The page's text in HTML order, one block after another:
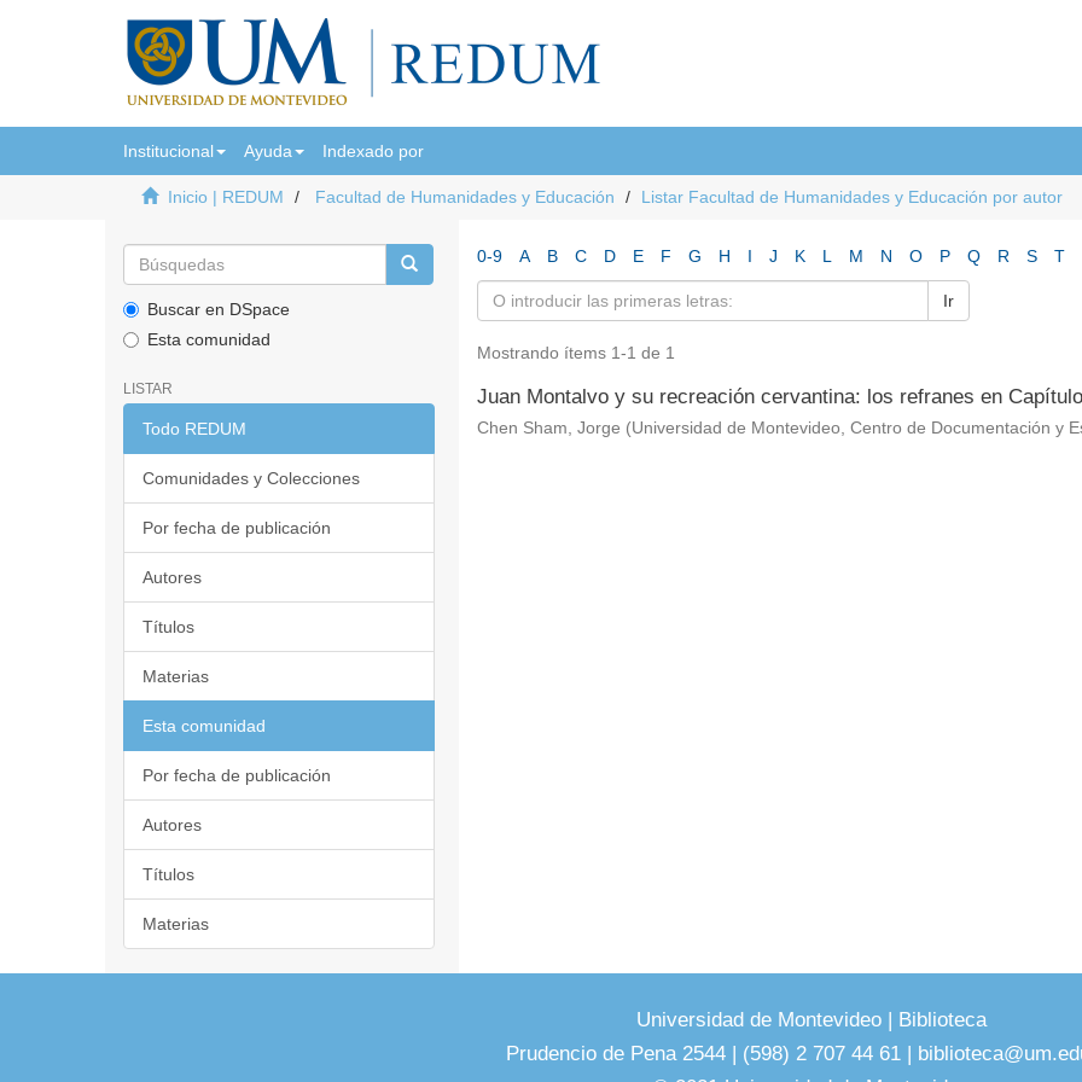
Institucional Ayuda Indexado por
Inicio | REDUM Facultad de Humanidades y Educación Listar Facultad de Humanidades y Educación por autor
Buscar en DSpace
Esta comunidad
LISTAR
Todo REDUM
Comunidades y Colecciones
Por fecha de publicación
Autores
Títulos
Materias
Esta comunidad
Por fecha de publicación
Autores
Títulos
Materias
0-9 A B C D E F G H I J K L M N O P Q R S T
Ir
Mostrando ítems 1-1 de 1
Juan Montalvo y su recreación cervantina: los refranes en
Chen Sham, Jorge (Universidad de Montevideo, Centro de Documentación y
Universidad de Montevideo | Biblioteca
Prudencio de Pena 2544 | (598) 2 707 44 61 |